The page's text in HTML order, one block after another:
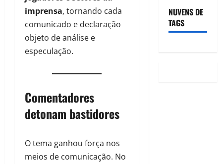
imprensa, tornando cada
comunicado e declaração
objeto de análise e
especulação.
Comentadores
detonam bastidores
O tema ganhou força nos
meios de comunicação. No
NUVENS DE
TAGS